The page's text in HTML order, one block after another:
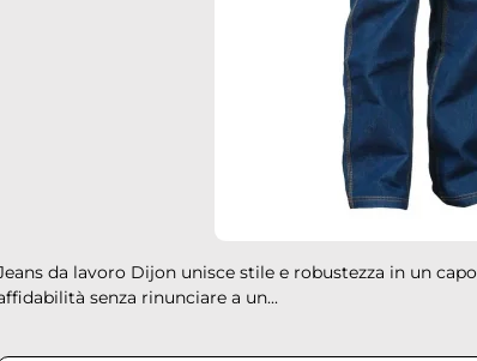
da lavoro Dijon unisce stile e robustezza in un
senza rinunciare a un...